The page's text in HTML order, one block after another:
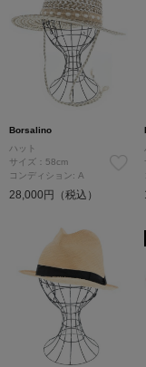
Borsalino
ハット
サイズ：58cm
コンディション: A
28,000円（税込）